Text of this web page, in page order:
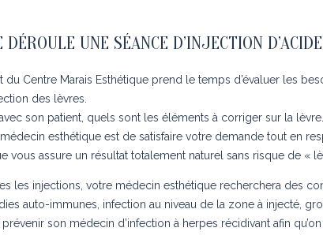
UNE SÉANCE D’INJECTION
Centre Marais Esthétique prend le temps d’évaluer les
des lèvres.
son patient, quels sont les éléments à corriger sur la lèvre.
esthétique est de satisfaire votre demande tout en
vous assure un résultat totalement naturel sans risque de «
les injections, votre médecin esthétique recherchera des
auto-immunes, infection au niveau de la zone à injecté,
son médecin d’infection à herpes récidivant afin